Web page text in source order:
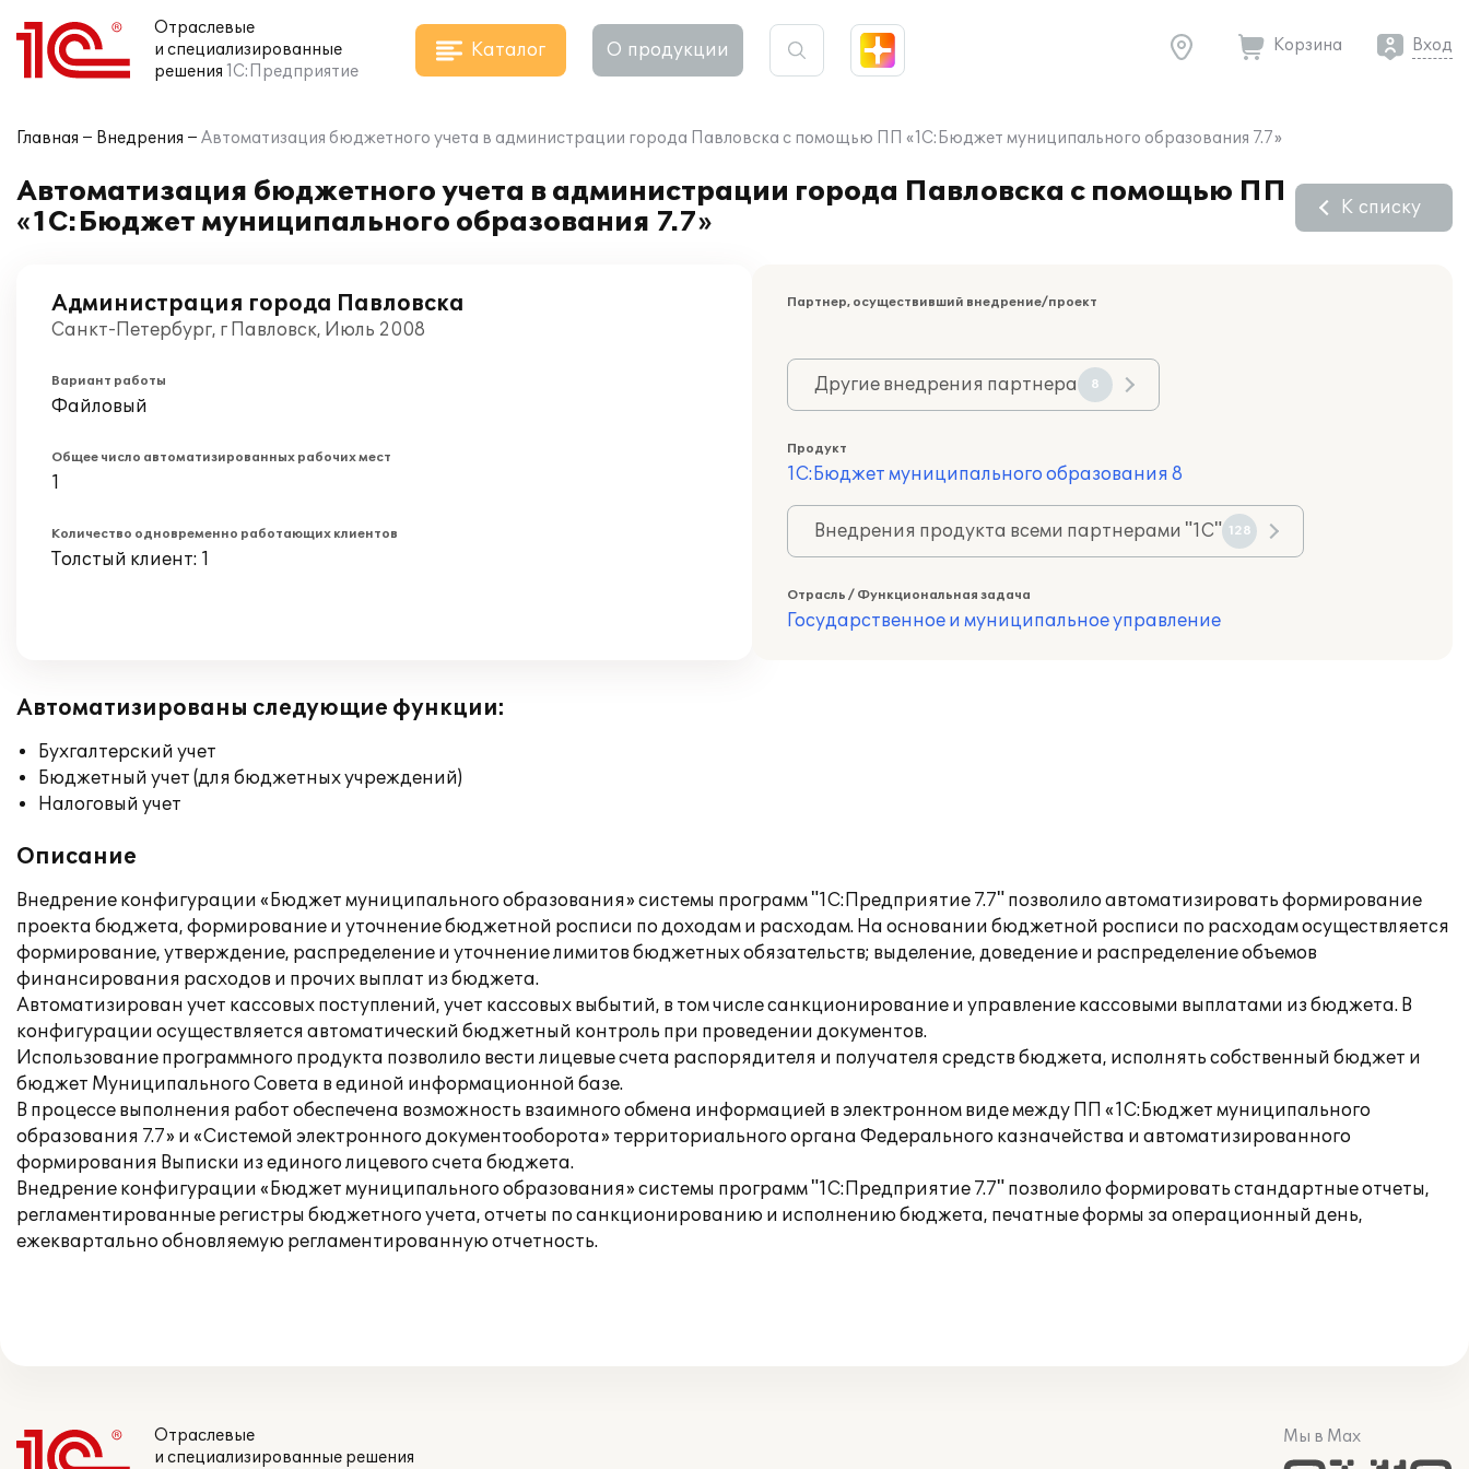
Отраслевые
и специализированные
решения 1С:Предприятие
Каталог О продукции Корзина Вход
Главная Внедрения Автоматизация бюджетного учета в администрации города Павловска с помощью ПП «1С:Бюджет муниципального образования 7.7»
Автоматизация бюджетного учета в администрации города Павловска с помощью ПП
«1С:Бюджет муниципального образования 7.7»
К списку
Администрация города Павловска
Санкт-Петербург, г Павловск, Июль 2008
Вариант работы
Файловый
Общее число автоматизированных рабочих мест
1
Количество одновременно работающих клиентов
Толстый клиент: 1
Партнер, осуществивший внедрение/проект
Другие внедрения партнера 8
Продукт
1С:Бюджет муниципального образования 8
Внедрения продукта всеми партнерами "1С" 128
Отрасль / Функциональная задача
Государственное и муниципальное управление
Автоматизированы следующие функции:
Бухгалтерский учет
Бюджетный учет (для бюджетных учреждений)
Налоговый учет
Описание
Внедрение конфигурации «Бюджет муниципального образования» системы программ "1С:Предприятие 7.7" позволило автоматизировать формирование
проекта бюджета, формирование и уточнение бюджетной росписи по доходам и расходам. На основании бюджетной росписи по расходам осуществляется
формирование, утверждение, распределение и уточнение лимитов бюджетных обязательств; выделение, доведение и распределение объемов
финансирования расходов и прочих выплат из бюджета.
Автоматизирован учет кассовых поступлений, учет кассовых выбытий, в том числе санкционирование и управление кассовыми выплатами из бюджета. В
конфигурации осуществляется автоматический бюджетный контроль при проведении документов.
Использование программного продукта позволило вести лицевые счета распорядителя и получателя средств бюджета, исполнять собственный бюджет и
бюджет Муниципального Совета в единой информационной базе.
В процессе выполнения работ обеспечена возможность взаимного обмена информацией в электронном виде между ПП «1С:Бюджет муниципального
образования 7.7» и «Системой электронного документооборота» территориального органа Федерального казначейства и автоматизированного
формирования Выписки из единого лицевого счета бюджета.
Внедрение конфигурации «Бюджет муниципального образования» системы программ "1С:Предприятие 7.7" позволило формировать стандартные отчеты,
регламентированные регистры бюджетного учета, отчеты по санкционированию и исполнению бюджета, печатные формы за операционный день,
ежеквартально обновляемую регламентированную отчетность.
Отраслевые
и специализированные решения
Мы в Max